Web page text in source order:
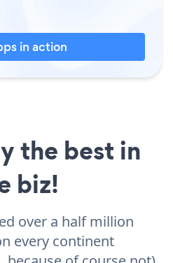
in action
the best in
biz!
over a half million
every continent